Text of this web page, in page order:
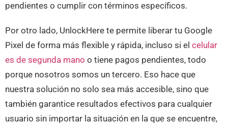
pendientes o cumplir con términos específicos.
Por otro lado, UnlockHere te permite liberar tu Google
Pixel de forma más flexible y rápida, incluso si el celular
es de segunda mano o tiene pagos pendientes, todo
porque nosotros somos un tercero. Eso hace que
nuestra solución no solo sea más accesible, sino que
también garantice resultados efectivos para cualquier
usuario sin importar la situación en la que se encuentre,